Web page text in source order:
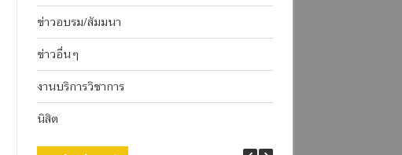
ข่าวอบรม/สัมมนา
ข่าวอื่นๆ
งานบริการวิชาการ
นิสิต